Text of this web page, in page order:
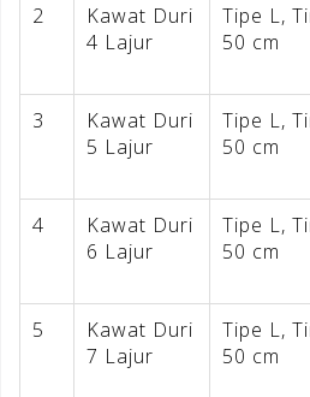
2
Kawat Duri
4 Lajur
Tipe L,
50 cm
3
Kawat Duri
5 Lajur
Tipe L,
50 cm
4
Kawat Duri
6 Lajur
Tipe L,
50 cm
5
Kawat Duri
7 Lajur
Tipe L,
50 cm